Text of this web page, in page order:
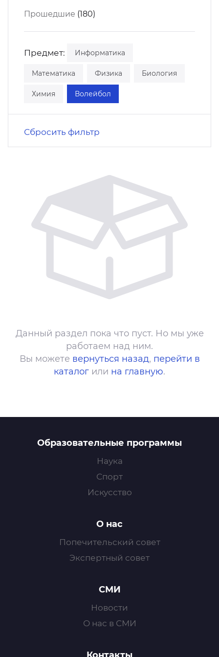
Прошедшие (180)
Предмет: Информатика
Математика Физика Биология
Химия Волейбол
Сбросить фильтр
Данный раздел пока что пуст. Но мы уже
работаем над ним.
Вы можете вернуться назад, перейти в
каталог или на главную.
Образовательные программы
Наука
Спорт
Искусство
О нас
Попечительский совет
Экспертный совет
СМИ
Новости
О нас в СМИ